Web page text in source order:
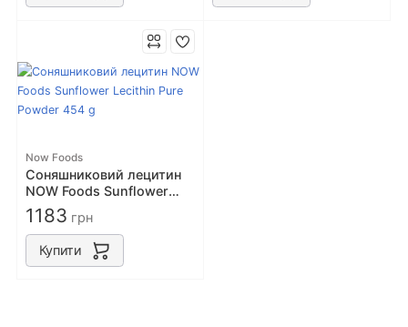
Now Foods
Соняшниковий лецитин
NOW Foods Sunflower
Lecithin Pure Powder 454
g
1183 грн
Купити